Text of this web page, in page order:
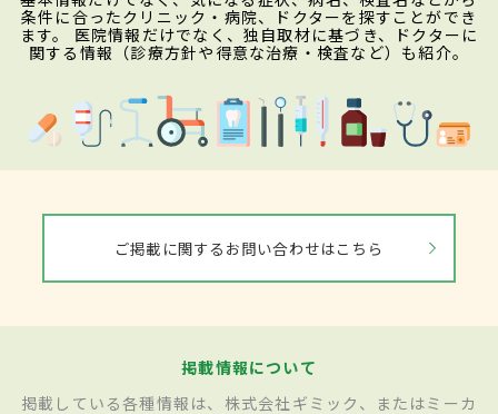
条件に合ったクリニック・病院、ドクターを探すことができ
ます。 医院情報だけでなく、独自取材に基づき、ドクターに
関する情報（診療方針や得意な治療・検査など）も紹介。
ご掲載に関するお問い合わせはこちら
掲載情報について
掲載している各種情報は、株式会社ギミック、またはミーカ